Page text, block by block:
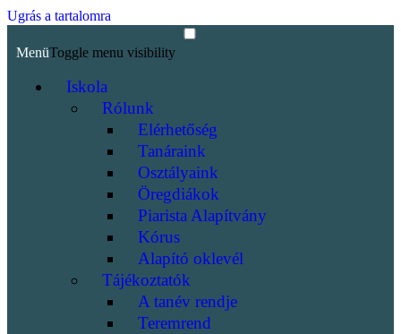
Ugrás a tartalomra
MenüToggle menu visibility
Iskola
Rólunk
Elérhetőség
Tanáraink
Osztályaink
Öregdiákok
Piarista Alapítvány
Kórus
Alapító oklevél
Tájékoztatók
A tanév rendje
Teremrend